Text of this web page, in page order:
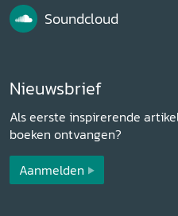
Soundcloud
Nieuwsbrief
Als eerste inspirerende
boeken ontvangen?
Aanmelden